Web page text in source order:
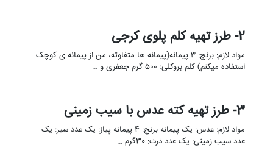
2- طرز تهیه کلم پلوی کرجی
مواد لازم: برنج: ۳ پیمانه(پیمانه ها متفاوته، من از پیمانه ی کوچک
استفاده میکنم) کلم بروکلی: ۵۰۰ گرم جعفری و …
3- طرز تهیه کته عدس با سیب زمینی
مواد لازم: عدس: یک پیمانه برنج: 4 پیمانه پیاز: یک عدد سیر: یک
عدد سیب زمینی: یک عدد ذرت: 30گرم …